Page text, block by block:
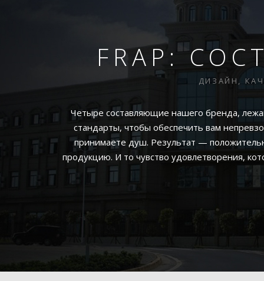
FRAP:
ДИЗАЙН,
Четыре составляющие нашего бренда,
стандарты, чтобы обеспечить вам
принимаете душ. Результат —
продукцию. И то чувство удовлетворения,